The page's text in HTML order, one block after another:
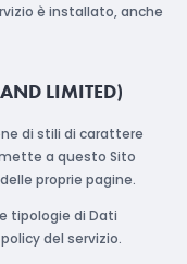
è installato, anche
LIMITED)
di stili di carattere
a questo Sito
proprie pagine.
tipologie di Dati
del servizio.